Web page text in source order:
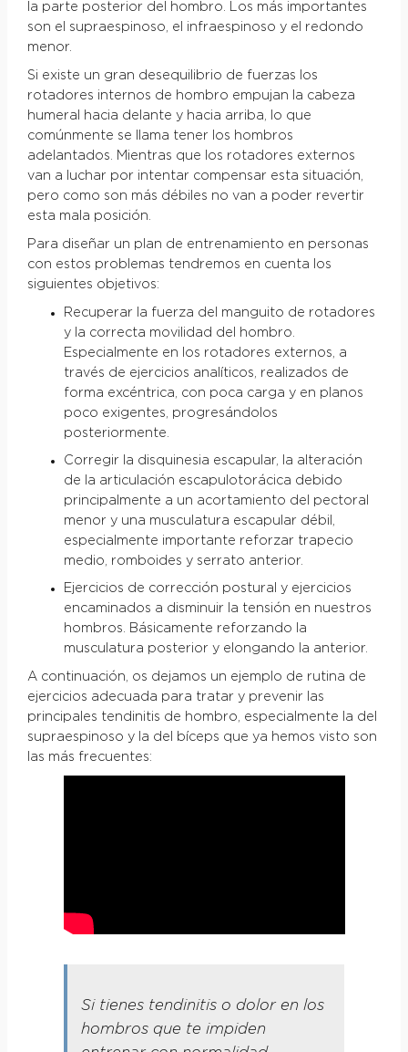
la parte posterior del hombro. Los más importantes
son el supraespinoso, el infraespinoso y el redondo
menor.
Si existe un gran desequilibrio de fuerzas los
rotadores internos de hombro empujan la cabeza
humeral hacia delante y hacia arriba, lo que
comúnmente se llama tener los hombros
adelantados. Mientras que los rotadores externos
van a luchar por intentar compensar esta situación,
pero como son más débiles no van a poder revertir
esta mala posición.
Para diseñar un plan de entrenamiento en personas
con estos problemas tendremos en cuenta los
siguientes objetivos:
Recuperar la fuerza del manguito de rotadores
y la correcta movilidad del hombro.
Especialmente en los rotadores externos, a
través de ejercicios analíticos, realizados de
forma excéntrica, con poca carga y en planos
poco exigentes, progresándolos
posteriormente.
Corregir la disquinesia escapular, la alteración
de la articulación escapulotorácica debido
principalmente a un acortamiento del pectoral
menor y una musculatura escapular débil,
especialmente importante reforzar trapecio
medio, romboides y serrato anterior.
Ejercicios de corrección postural y ejercicios
encaminados a disminuir la tensión en nuestros
hombros. Básicamente reforzando la
musculatura posterior y elongando la anterior.
A continuación, os dejamos un ejemplo de rutina de
ejercicios adecuada para tratar y prevenir las
principales tendinitis de hombro, especialmente la del
supraespinoso y la del bíceps que ya hemos visto son
las más frecuentes:
Si tienes tendinitis o dolor en los
hombros que te impiden